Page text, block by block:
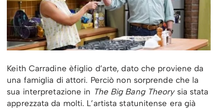
Keith Carradine èfiglio d’arte, dato che proviene da
una famiglia di attori. Perciò non sorprende che la
sua interpretazione in The Big Bang Theorysia stata
apprezzata da molti. L’artista statunitense era già